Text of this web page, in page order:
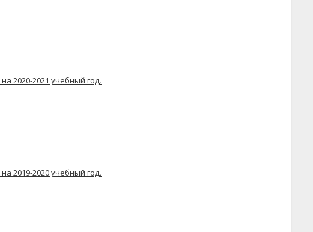
на 2020-2021 учебный год.
на 2019-2020 учебный год.